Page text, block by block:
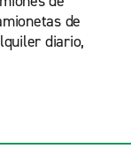
de
diario,